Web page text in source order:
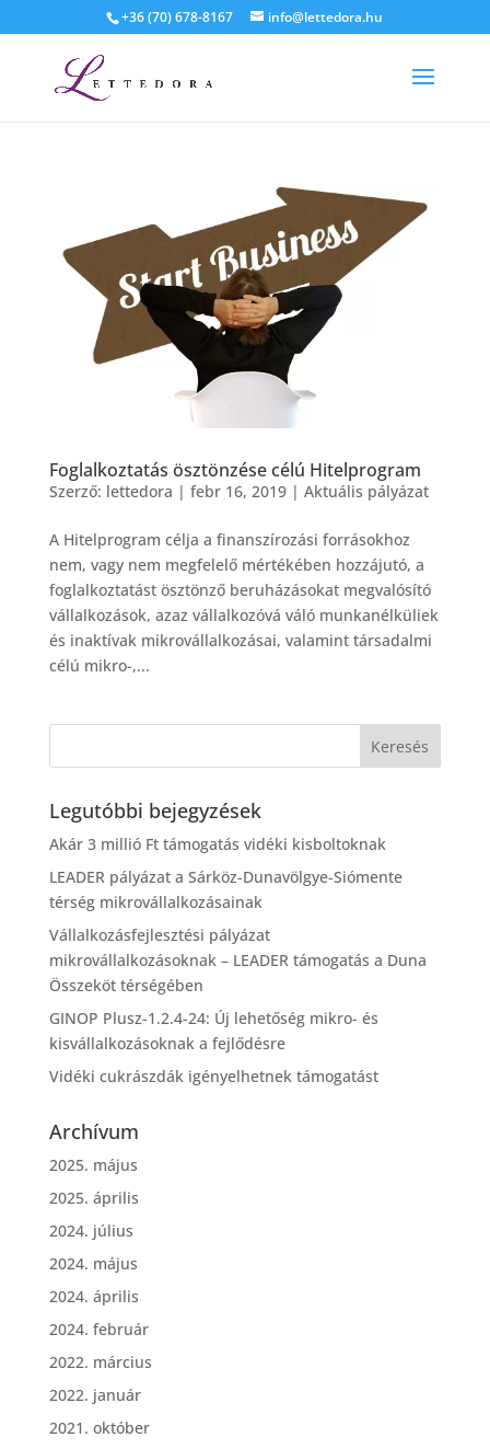
+36 (70) 678-8167 info@lettedora.hu
Foglalkoztatás ösztönzése célú Hitelprogram
Szerző: lettedora | febr 16, 2019| Aktuális pályázat
A Hitelprogram célja a finanszírozási forrásokhoz
nem, vagy nem megfelelő mértékében hozzájutó, a
foglalkoztatást ösztönző beruházásokat megvalósító
vállalkozások, azaz vállalkozóvá váló munkanélküliek
és inaktívak mikrovállalkozásai, valamint társadalmi
célú mikro-,...
Legutóbbi bejegyzések
Akár 3 millió Ft támogatás vidéki kisboltoknak
LEADER pályázat a Sárköz-Dunavölgye-Siómente
térség mikrovállalkozásainak
Vállalkozásfejlesztési pályázat
mikrovállalkozásoknak – LEADER támogatás a Duna
Összeköt térségében
GINOP Plusz-1.2.4-24: Új lehetőség mikro- és
kisvállalkozásoknak a fejlődésre
Vidéki cukrászdák igényelhetnek támogatást
Archívum
2025. május
2025. április
2024. július
2024. május
2024. április
2024. február
2022. március
2022. január
2021. október